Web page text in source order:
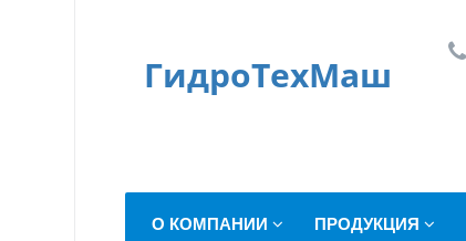
ГидроТехМаш
О КОМПАНИИ ПРОДУКЦИЯ